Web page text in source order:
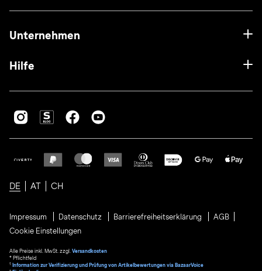
Unternehmen
Hilfe
DE AT CH
Impressum Datenschutz Barrierefreiheitserklärung
AGB
Cookie Einstellungen
Alle Preise inkl. MwSt. zzgl. Versandkosten
* Pflichtfeld
1
Information zur Verifizierung und Prüfung von Artikelbewertungen via BazaarVoice